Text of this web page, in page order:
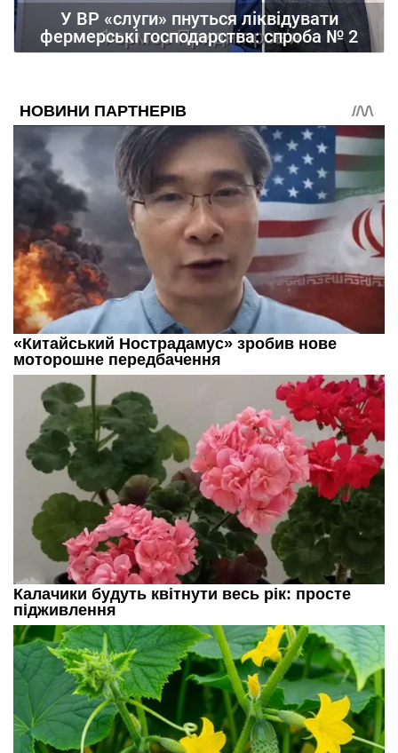
У ВР «слуги» пнуться ліквідувати
фермерські господарства: спроба № 2